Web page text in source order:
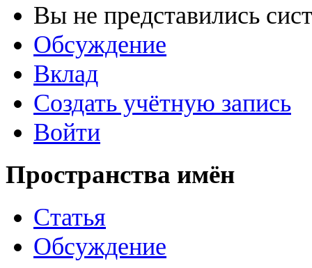
Вы не представились
Обсуждение
Вклад
Создать учётную запись
Войти
Пространства имён
Статья
Обсуждение